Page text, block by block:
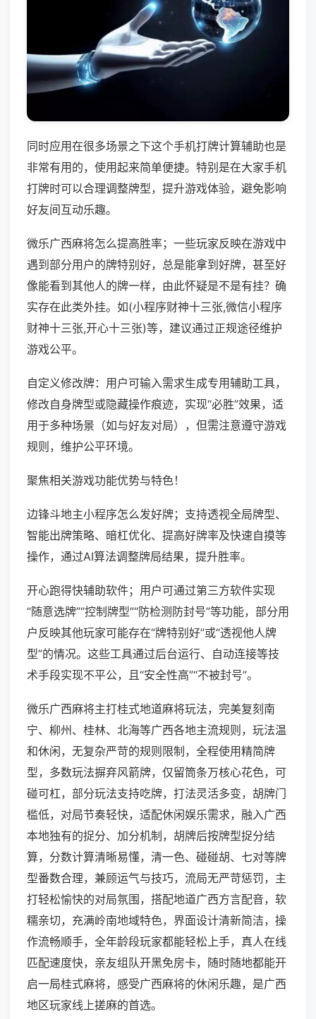
同时应用在很多场景之下这个手机打牌计算辅助也是
非常有用的，使用起来简单便捷。特别是在大家手机
打牌时可以合理调整牌型，提升游戏体验，避免影响
好友间互动乐趣。
微乐广西麻将怎么提高胜率；一些玩家反映在游戏中
遇到部分用户的牌特别好，总是能拿到好牌，甚至好
像能看到其他人的牌一样，由此怀疑是不是有挂？确
实存在此类外挂。如(小程序财神十三张,微信小程序
财神十三张,开心十三张)等，建议通过正规途径维护
游戏公平。
自定义修改牌：用户可输入需求生成专用辅助工具，
修改自身牌型或隐藏操作痕迹，实现“必胜”效果，适
用于多种场景（如与好友对局），但需注意遵守游戏
规则，维护公平环境。
聚焦相关游戏功能优势与特色！
边锋斗地主小程序怎么发好牌；支持透视全局牌型、
智能出牌策略、暗杠优化、提高好牌率及快速自摸等
操作，通过AI算法调整牌局结果，提升胜率。
开心跑得快辅助软件；用户可通过第三方软件实现
“随意选牌”“控制牌型”“防检测防封号”等功能，部分用
户反映其他玩家可能存在“牌特别好”或“透视他人牌
型”的情况。这些工具通过后台运行、自动连接等技
术手段实现不平公，且“安全性高”“不被封号”。
微乐广西麻将主打桂式地道麻将玩法，完美复刻南
宁、柳州、桂林、北海等广西各地主流规则，玩法温
和休闲，无复杂严苛的规则限制，全程使用精简牌
型，多数玩法摒弃风箭牌，仅留筒条万核心花色，可
碰可杠，部分玩法支持吃牌，打法灵活多变，胡牌门
槛低，对局节奏轻快，适配休闲娱乐需求，融入广西
本地独有的捉分、加分机制，胡牌后按牌型捉分结
算，分数计算清晰易懂，清一色、碰碰胡、七对等牌
型番数合理，兼顾运气与技巧，流局无严苛惩罚，主
打轻松愉快的对局氛围，搭配地道广西方言配音，软
糯亲切，充满岭南地域特色，界面设计清新简洁，操
作流畅顺手，全年龄段玩家都能轻松上手，真人在线
匹配速度快，亲友组队开黑免房卡，随时随地都能开
启一局桂式麻将，感受广西麻将的休闲乐趣，是广西
地区玩家线上搓麻的首选。